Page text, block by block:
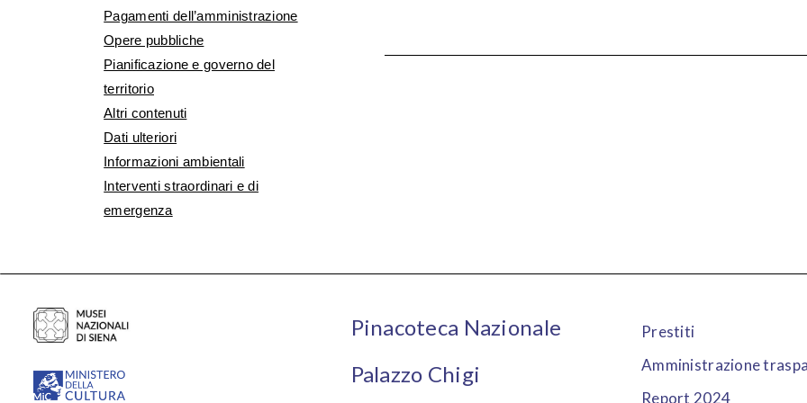
Pagamenti dell’amministrazione
Opere pubbliche
Pianificazione e governo del
territorio
Altri contenuti
Dati ulteriori
Informazioni ambientali
Interventi straordinari e di
emergenza
Pinacoteca Nazionale
Palazzo Chigi
Prestiti
Amministrazione
Report 2024